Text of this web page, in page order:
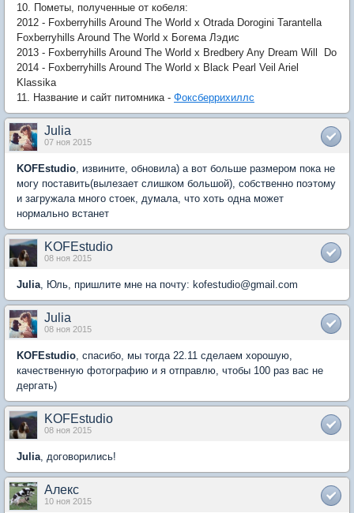
10. Пометы, полученные от кобеля:
2012 - Foxberryhills Around The World x Otrada Dorogini Tarantella
Foxberryhills Around The World x Богема Лэдис
2013 - Foxberryhills Around The World x Bredbery Any Dream Will Do
2014 - Foxberryhills Around The World x Black Pearl Veil Ariel
Klassika
11. Название и сайт питомника - Фоксберрихиллс
Julia
07 ноя 2015
KOFEstudio , извините, обновила) а вот больше размером пока не
могу поставить(вылезает слишком большой), собственно поэтому
и загружала много стоек, думала, что хоть одна может
нормально встанет
KOFEstudio
08 ноя 2015
Julia , Юль, пришлите мне на почту: kofestudio@gmail.com
Julia
08 ноя 2015
KOFEstudio , спасибо, мы тогда 22.11 сделаем хорошую,
качественную фотографию и я отправлю, чтобы 100 раз вас не
дергать)
KOFEstudio
08 ноя 2015
Julia , договорились!
Алекс
10 ноя 2015